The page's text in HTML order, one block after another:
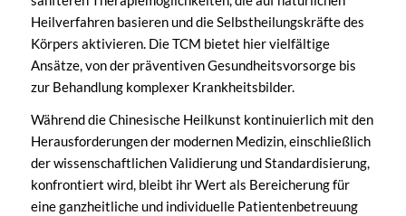
Heilverfahren basieren und die Selbstheilungskräfte des
Körpers aktivieren. Die TCM bietet hier vielfältige
Ansätze, von der präventiven Gesundheitsvorsorge bis
zur Behandlung komplexer Krankheitsbilder.
Während die Chinesische Heilkunst kontinuierlich mit den
Herausforderungen der modernen Medizin, einschließlich
der wissenschaftlichen Validierung und Standardisierung,
konfrontiert wird, bleibt ihr Wert als Bereicherung für
eine ganzheitliche und individuelle Patientenbetreuung